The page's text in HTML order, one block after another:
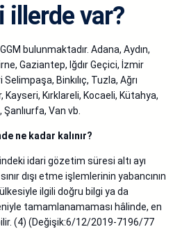
illerde var?
bulunmaktadır. Adana, Aydın,
Gaziantep, Iğdır Geçici, İzmir
Binkılıç, Tuzla, Ağrı
Kırklareli, Kocaeli, Kütahya,
Van vb.
ne kadar kalınır?
idari gözetim süresi altı ayı
dışı etme işlemlerinin yabancının
ilgili doğru bilgi ya da
tamamlanamaması hâlinde, en
(4) (Değişik:6/12/2019-7196/77